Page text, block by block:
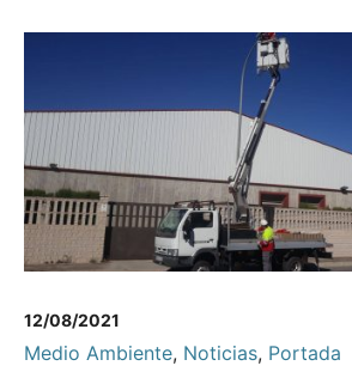
12/08/2021
Medio Ambiente, Noticias, Portada